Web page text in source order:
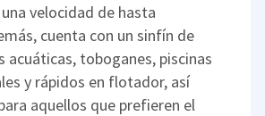
velocidad de hasta
cuenta con un sinfín de
acuáticas, toboganes, piscinas
y rápidos en flotador, así
aquellos que prefieren el